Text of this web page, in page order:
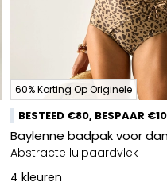
60% Korting Op Originele
BESTEED €80, BESPAAR
Baylenne badpak voor
Abstracte luipaardvlek
4 kleuren